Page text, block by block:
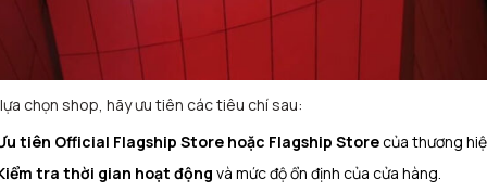
chọn shop, hãy ưu tiên các tiêu chí sau:
tiên Official Flagship Store hoặc Flagship Storecủa thương
tra thời gian hoạt động và mức độ ổn định của cửa hàng.